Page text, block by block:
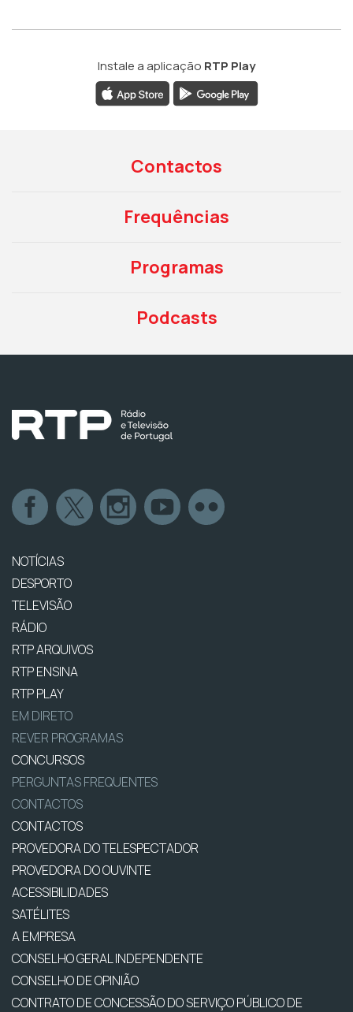
Instale a aplicação RTP Play
Contactos
Frequências
Programas
Podcasts
NOTÍCIAS
DESPORTO
TELEVISÃO
RÁDIO
RTP ARQUIVOS
RTP ENSINA
RTP PLAY
EM DIRETO
REVER PROGRAMAS
CONCURSOS
PERGUNTAS FREQUENTES
CONTACTOS
CONTACTOS
PROVEDORA DO TELESPECTADOR
PROVEDORA DO OUVINTE
ACESSIBILIDADES
SATÉLITES
A EMPRESA
CONSELHO GERAL INDEPENDENTE
CONSELHO DE OPINIÃO
CONTRATO DE CONCESSÃO DO SERVIÇO PÚBLICO DE